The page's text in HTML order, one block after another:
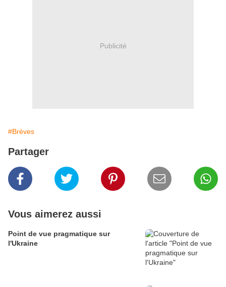
Publicité
#Brèves
Partager
Vous aimerez aussi
Point de vue pragmatique sur
l'Ukraine